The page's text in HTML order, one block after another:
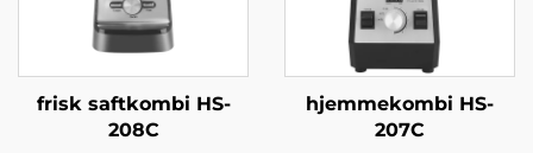
frisk saftkombi HS-
208C
hjemmekombi HS-
207C